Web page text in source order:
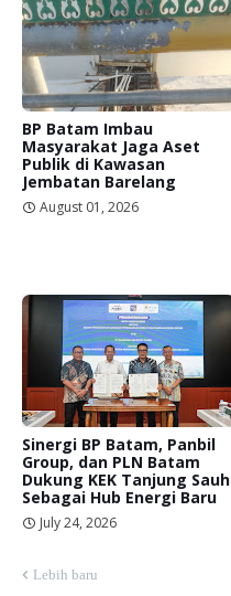
BP Batam Imbau
Masyarakat Jaga Aset
Publik di Kawasan
Jembatan Barelang
August 01, 2026
Sinergi BP Batam, Panbil
Group, dan PLN Batam
Dukung KEK Tanjung Sauh
Sebagai Hub Energi Baru
July 24, 2026
Lebih baru